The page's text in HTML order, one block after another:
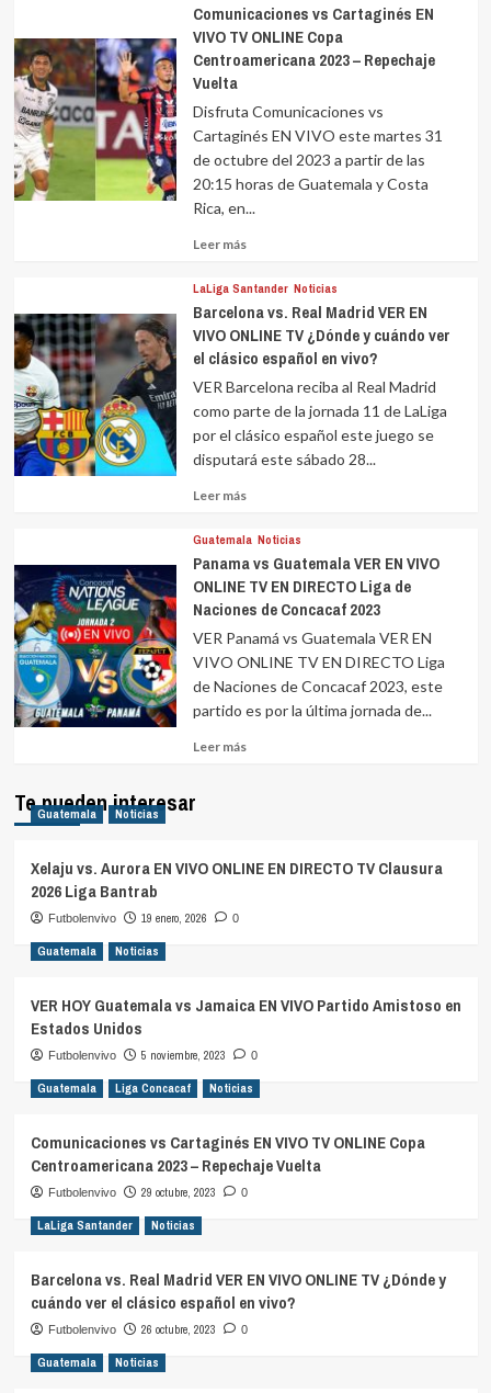
Comunicaciones vs Cartaginés EN
VIVO TV ONLINE Copa
Centroamericana 2023 – Repechaje
Vuelta
Disfruta Comunicaciones vs
Cartaginés EN VIVO este martes 31
de octubre del 2023 a partir de las
20:15 horas de Guatemala y Costa
Rica, en...
Leer másLeer
sobre
LaLiga Santander Noticias
Barcelona vs. Real Madrid VER EN
VIVO ONLINE TV ¿Dónde y cuándo ver
el clásico español en vivo?
VER Barcelona reciba al Real Madrid
como parte de la jornada 11 de LaLiga
por el clásico español este juego se
disputará este sábado 28...
Leer másLeer
sobre
Guatemala Noticias
Panama vs Guatemala VER EN VIVO
ONLINE TV EN DIRECTO Liga de
Naciones de Concacaf 2023
VER Panamá vs Guatemala VER EN
VIVO ONLINE TV EN DIRECTO Liga
de Naciones de Concacaf 2023, este
partido es por la última jornada de...
Leer másLeer
Te pueden interesar
Guatemala Noticias
Xelaju vs. Aurora EN VIVO ONLINE EN DIRECTO TV Clausura
2026 Liga Bantrab
Futbolenvivo 19 enero, 2026 0
Guatemala Noticias
VER HOY Guatemala vs Jamaica EN VIVO Partido Amistoso en
Estados Unidos
Futbolenvivo 5 noviembre, 2023 0
Guatemala Liga Concacaf Noticias
Comunicaciones vs Cartaginés EN VIVO TV ONLINE Copa
Centroamericana 2023 – Repechaje Vuelta
Futbolenvivo 29 octubre, 2023 0
LaLiga Santander Noticias
Barcelona vs. Real Madrid VER EN VIVO ONLINE TV ¿Dónde y
cuándo ver el clásico español en vivo?
Futbolenvivo 26 octubre, 2023 0
Guatemala Noticias